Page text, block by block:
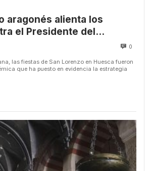
aragonés alienta los
el Presidente del
el pregón
0
las fiestas de San Lorenzo en Huesca fueron
que ha puesto en evidencia la estrategia